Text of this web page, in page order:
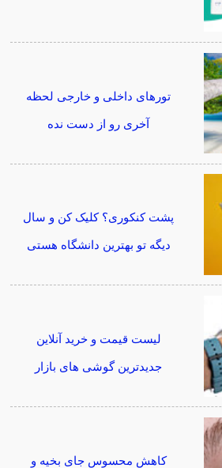
تورهای داخلی و خارجی لحظه
آخری رو از دست نده
پشت کنکوری؟ کلیک کن و سال
دیگه تو بهترین دانشگاه هستی
لیست قیمت و خرید آنلاین
جدیدترین گوشی های بازار
کاهش محسوس جای بخیه و